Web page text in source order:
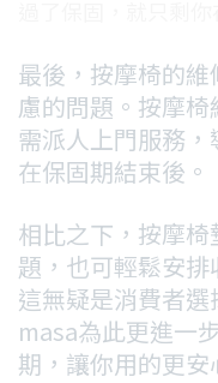
最後，按摩椅的
慮的問題。按摩
需派人上門服務
在保固期結束後。
相比之下，按摩
題，也可輕鬆安排
這無疑是消費者選
masa為此更進一
期，讓你用的更安